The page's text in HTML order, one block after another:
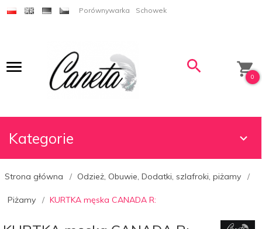
Porównywarka Schowek
0
Kategorie
Strona główna Odzież, Obuwie, Dodatki, szlafroki, piżamy
Piżamy KURTKA męska CANADA R: